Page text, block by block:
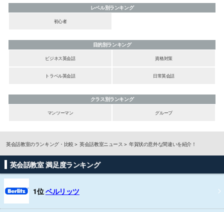
レベル別ランキング
初心者
目的別ランキング
ビジネス英会話
資格対策
トラベル英会話 日常英会話
クラス別ランキング
マンツーマン
グループ
英会話教室のランキング・比較 英会話教室ニュース 年賀状の意外な間違いを紹介！
英会話教室 満足度ランキング
1位ベルリッツ